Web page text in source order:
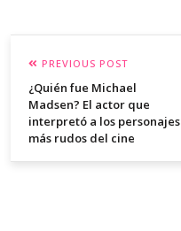
PREVIOUS POST
¿Quién fue Michael
Madsen? El actor que
interpretó a los personajes
más rudos del cine